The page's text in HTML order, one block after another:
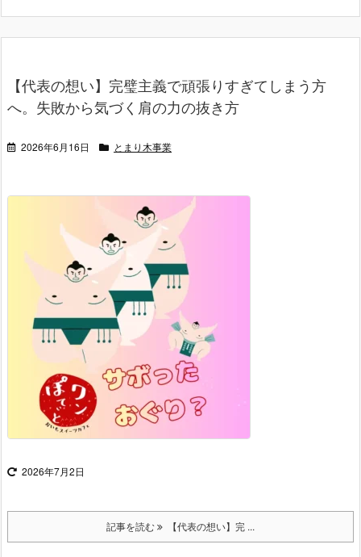
【代表の想い】完璧主義で頑張りすぎてしまう方
へ。失敗から気づく肩の力の抜き方
2026年6月16日 とまり木事業
2026年7月2日
記事を読む 【代表の想い】完 ...